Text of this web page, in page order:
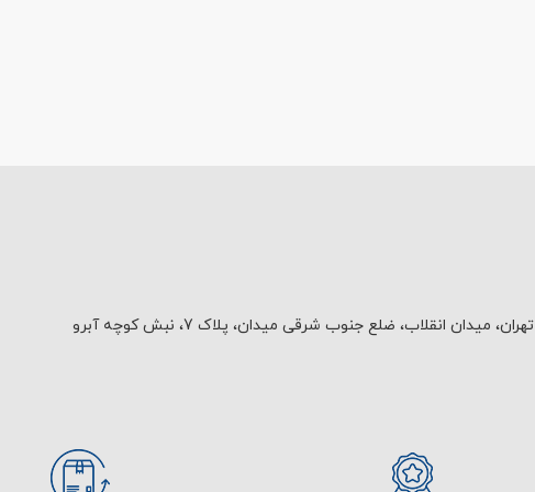
تهران، میدان انقلاب، ضلع جنوب شرقی میدان، پلاک 7، نبش کوچه آبرو